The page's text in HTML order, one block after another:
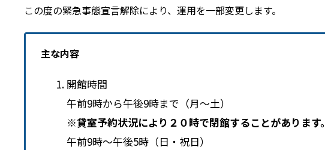
この度の緊急事態宣言解除により、運用を一部変更します。
主な内容
開館時間
午前9時から午後9時まで（月～土）
※貸室予約状況により２０時で閉館することがあります。
午前9時～午後5時（日・祝日）